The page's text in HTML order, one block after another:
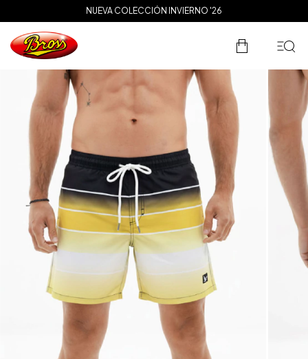
NUEVA COLECCIÓN INVIERNO '26
ENVÍO GRATIS A PARTIR DE $200.000